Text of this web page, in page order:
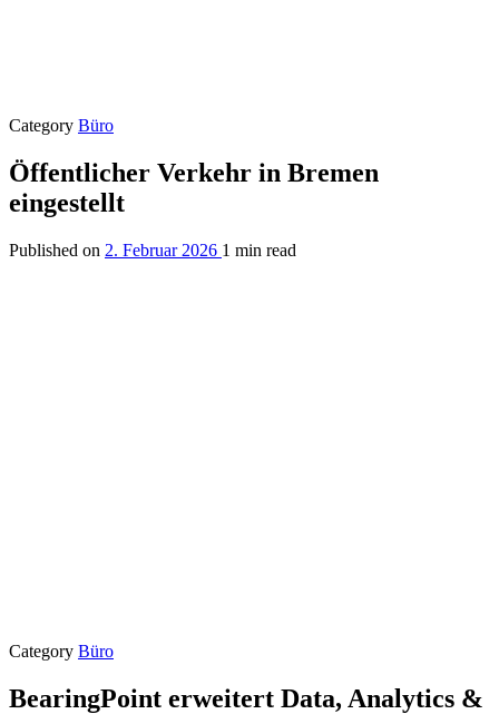
Category Büro
Öffentlicher Verkehr in Bremen
eingestellt
Published on 2. Februar 2026 1 min read
Category Büro
BearingPoint erweitert Data, Analytics &